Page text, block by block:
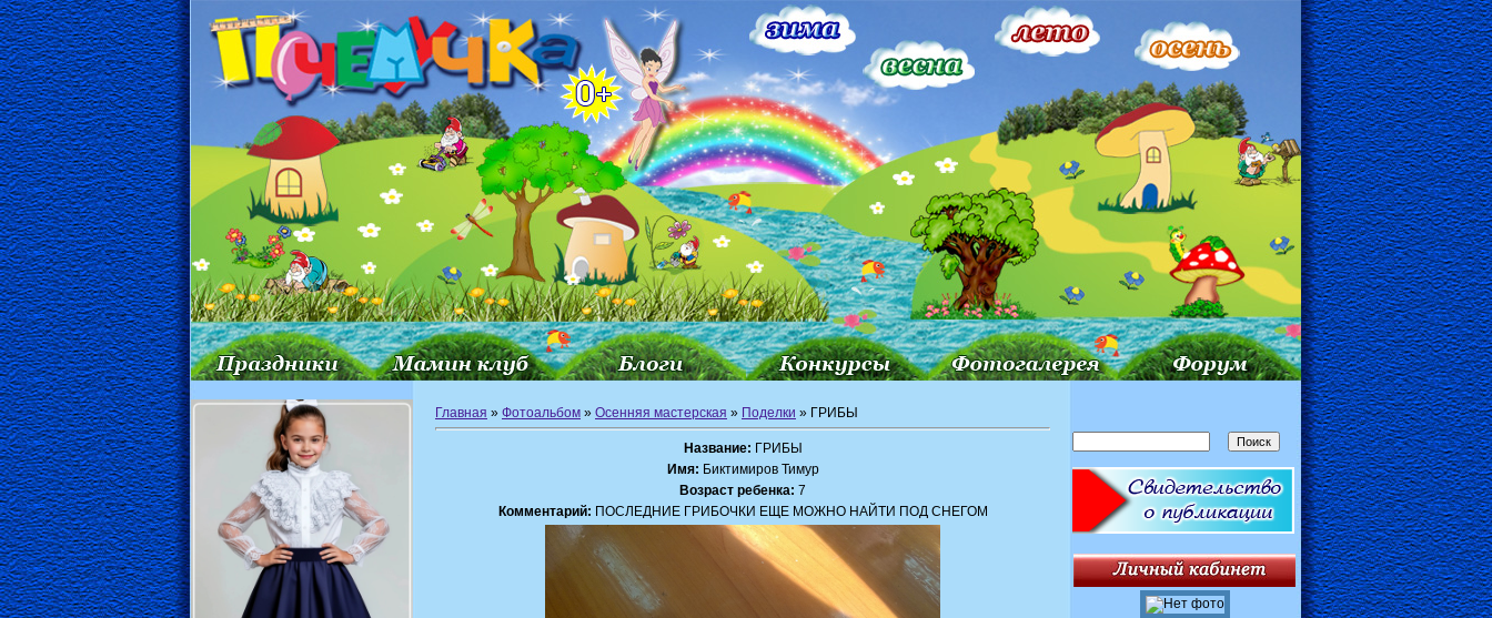
Главная » Фотоальбом » Осенняя мастерская » Поделки » ГРИБЫ
Название: ГРИБЫ
Имя: Биктимиров Тимур
Возраст ребенка: 7
Комментарий: ПОСЛЕДНИЕ ГРИБОЧКИ ЕЩЕ МОЖНО НАЙТИ ПОД СНЕГОМ